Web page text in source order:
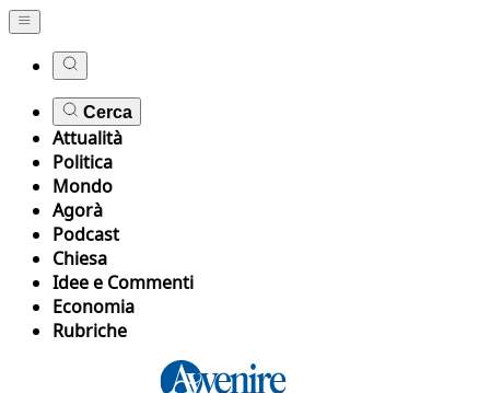
Cerca
Attualità
Politica
Mondo
Agorà
Podcast
Chiesa
Idee e Commenti
Economia
Rubriche